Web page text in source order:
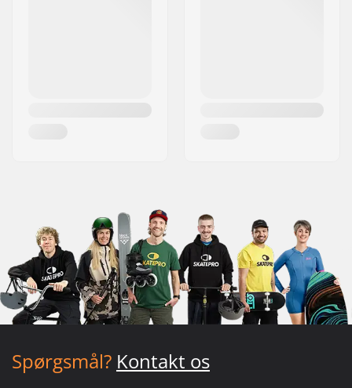
Spørgsmål? Kontakt os